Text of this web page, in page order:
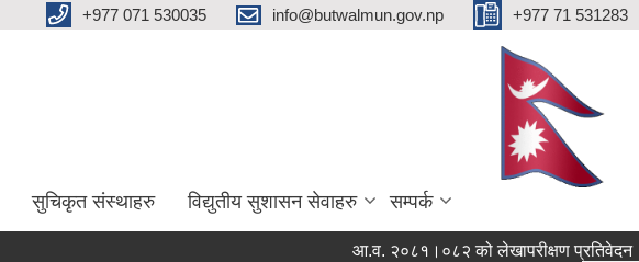
+977 071 530035 info@butwalmun.gov.np +977 71 531283
सुचिकृत संस्थाहरु विद्युतीय सुशासन सेवाहरु सम्पर्क
आ.व. २०८१।०८२ को लेखापरीक्षण प्रतिवेदन